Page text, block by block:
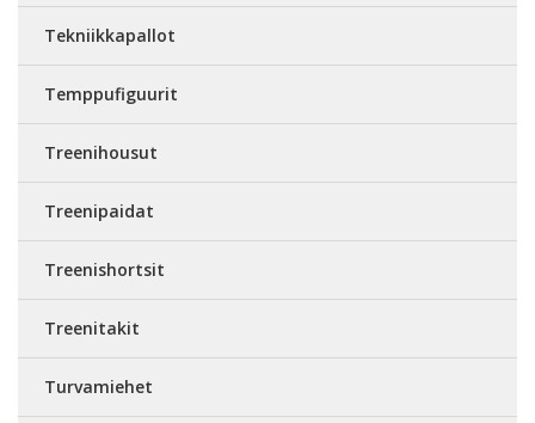
Tekniikkapallot
Temppufiguurit
Treenihousut
Treenipaidat
Treenishortsit
Treenitakit
Turvamiehet